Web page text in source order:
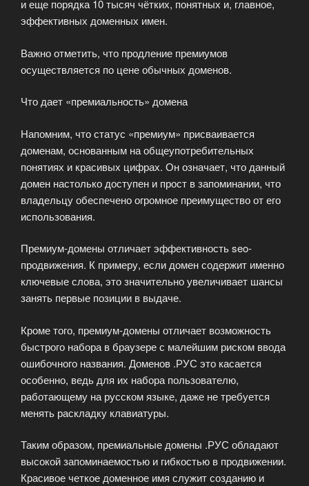
и еще порядка 10 тысяч чётких, понятных и, главное,
эффективных доменных имен.
Важно отметить, что продление премиумов
осуществляется по цене обычных доменов.
Что дает «премиальность» домена
Напомним, что статус «премиум» присваивается
доменам, основанным на общеупотребительных
понятиях и красивых цифрах. Он означает, что данный
домен настолько доступен и прост в запоминании, что
владельцу обеспечено огромное преимущество от его
использования.
Премиум-домены отличает эффективность seo-
продвижения. К примеру, если домен содержит именно
ключевые слова, это значительно увеличивает шансы
занять первые позиции в выдаче.
Кроме того, премиум-домены отличает возможность
быстрого набора в браузере с малейшим риском ввода
ошибочного названия. Доменов .РУС это касается
особенно, ведь для их набора пользователю,
работающему на русском языке, даже не требуется
менять раскладку клавиатуры.
Таким образом, премиальные домены .РУС обладают
высокой запоминаемостью и гибкостью в продвижении.
Красивое четкое доменное имя служит созданию и